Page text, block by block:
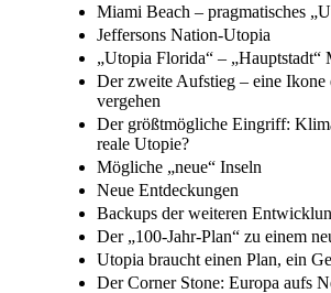
Miami Beach – pragmatisches
Jeffersons Nation-Utopia
„Utopia Florida“ – „Hauptstadt“
Der zweite Aufstieg – eine Ikone
vergehen
Der größtmögliche Eingriff:
reale Utopie?
Mögliche „neue“ Inseln
Neue Entdeckungen
Backups der weiteren
Der „100-Jahr-Plan“ zu einem
Utopia braucht einen Plan, ein
Der Corner Stone: Europa aufs